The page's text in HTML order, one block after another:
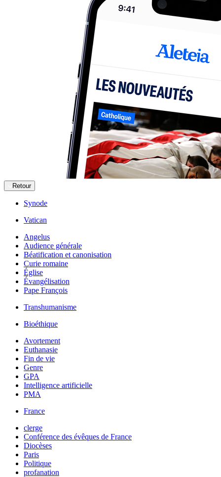
Retour
Synode
Vatican
Angelus
Audience générale
Béatification et canonisation
Curie romaine
Église
Évangélisation
Pape François
Transhumanisme
Bioéthique
Avortement
Euthanasie
Fin de vie
Genre
GPA
Intelligence artificielle
PMA
France
clerge
Conférence des évêques de France
Diocèses
Paris
Politique
profanation